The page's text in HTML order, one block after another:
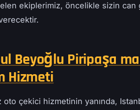
ekiplerimiz, öncelikle sizin can
Beyoğlu Piripaşa
Hizmeti
oto çekici hizmetinin yanında,